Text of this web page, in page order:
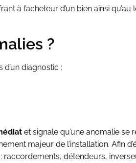
à l’acheteur d’un bien ainsi
?
diagnostic :
et signale qu’une anomalie
majeur de l’installation. Afin
: raccordements, détendeurs,